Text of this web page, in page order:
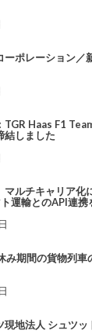
ーポレーション／
TGR Haas F1
結しました
マルチキャリア
運輸とのAPI連携
み期間の貨物列車
現地法人 シュツ